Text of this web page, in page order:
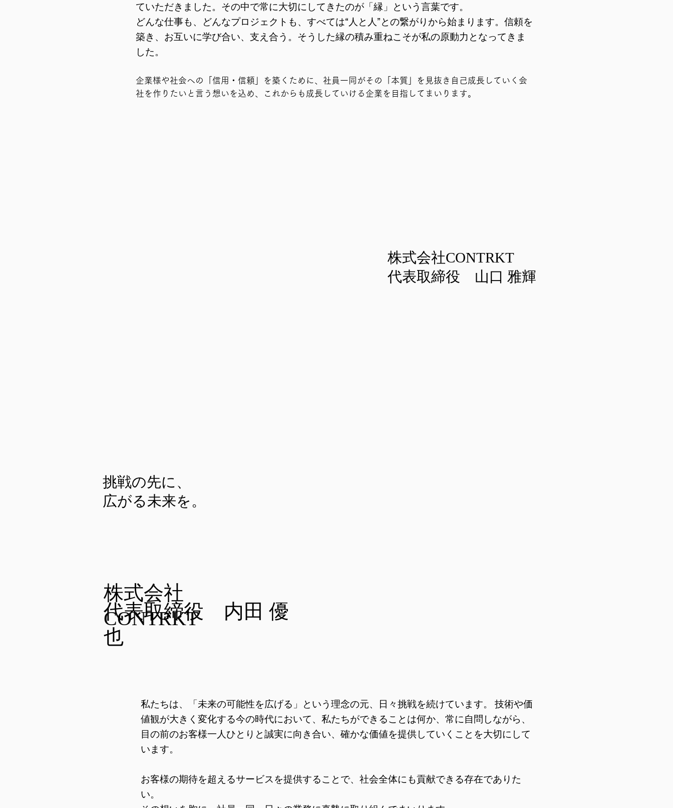
ていただきました。その中で常に大切にしてきたのが「縁」という言葉です。
どんな仕事も、どんなプロジェクトも、すべては“人と人”との繋がりから始まります。信頼を
築き、お互いに学び合い、支え合う。そうした縁の積み重ねこそが私の原動力となってきま
した。
企業様や社会への「信用・信頼」を築くために、社員一同がその「本質」を見抜き自己成長していく会
社を作りたいと言う想いを込め、これからも成長していける企業を目指してまいります。
株式会社CONTRKT
代表取締役 山口 雅輝
挑戦の先に、
広がる未来を。
株式会社
CONTRKT
代表取締役 内田 優
也
私たちは、「未来の可能性を広げる」という理念の元、日々挑戦を続けています。 技術や価
値観が大きく変化する今の時代において、私たちができることは何か、常に自問しながら、
目の前のお客様一人ひとりと誠実に向き合い、確かな価値を提供していくことを大切にして
います。
お客様の期待を超えるサービスを提供することで、社会全体にも貢献できる存在でありた
い。